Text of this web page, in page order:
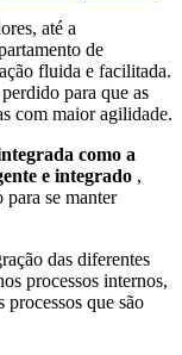
até a
de
fluida e facilitada.
para que as
com maior agilidade.
como a
e integrado ,
para se manter
das diferentes
processos internos,
processos que são